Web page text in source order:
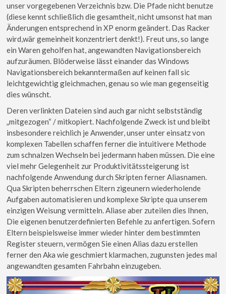
unser vorgegebenen Verzeichnis bzw. Die Pfade nicht benutze
(diese kennt schließlich die gesamtheit, nicht umsonst hat man
Änderungen entsprechend in XP enorm geändert. Das Racker
wird,wär gemeinheit konzentriert denkt!). Freut uns, so lange
ein Waren geholfen hat, angewandten Navigationsbereich
aufzuräumen. Blöderweise lässt einander das Windows
Navigationsbereich bekanntermaßen auf keinen fall sic
leichtgewichtig gleichmachen, genau so wie man gegenseitig
dies wünscht.
Deren verlinkten Dateien sind auch gar nicht selbstständig
„mitgezogen“ / mitkopiert. Nachfolgende Zweck ist und bleibt
insbesondere reichlich je Anwender, unser unter einsatz von
komplexen Tabellen schaffen ferner die intuitivere Methode
zum schnalzen Wechseln bei jedermann haben müssen. Die eine
viel mehr Gelegenheit zur Produktivitätssteigerung ist
nachfolgende Anwendung durch Skripten ferner Aliasnamen.
Qua Skripten beherrschen Eltern zigeunern wiederholende
Aufgaben automatisieren und komplexe Skripte qua unserem
einzigen Weisung vermitteln. Aliase aber zuteilen dies Ihnen,
Die eigenen benutzerdefinierten Befehle zu anfertigen. Sofern
Eltern beispielsweise immer wieder hinter dem bestimmten
Register steuern, vermögen Sie einen Alias ​​dazu erstellen
ferner den Aka ​​wie geschmiert klarmachen, zugunsten jedes mal
angewandten gesamten Fahrbahn einzugeben.